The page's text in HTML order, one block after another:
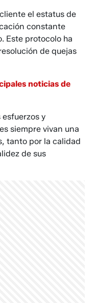
el estatus de
constante
Este protocolo ha
de quejas
noticias de
y
siempre vivan una
tanto por la calidad
de sus